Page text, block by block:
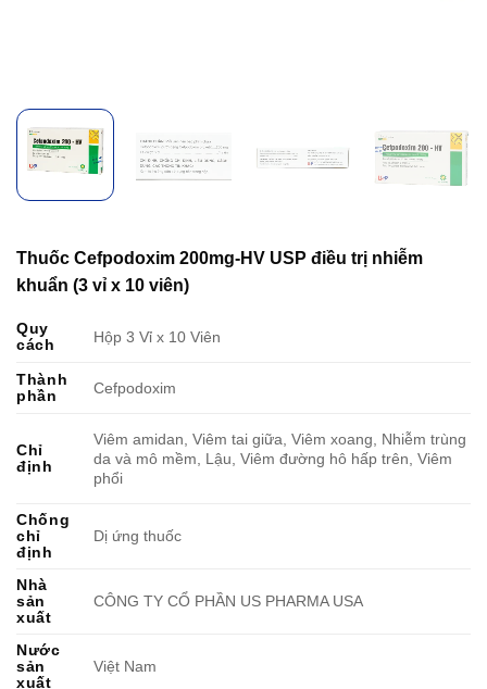
Thuốc Cefpodoxim 200mg-HV USP điều trị nhiễm
khuẩn (3 vỉ x 10 viên)
Quy
cách
Hộp 3 Vỉ x 10 Viên
Thành
phần
Cefpodoxim
Chỉ
định
Viêm amidan, Viêm tai giữa, Viêm xoang, Nhiễm trùng
da và mô mềm, Lậu, Viêm đường hô hấp trên, Viêm
phổi
Chống
chỉ
định
Dị ứng thuốc
Nhà
sản
xuất
CÔNG TY CỔ PHẦN US PHARMA USA
Nước
sản
xuất
Việt Nam